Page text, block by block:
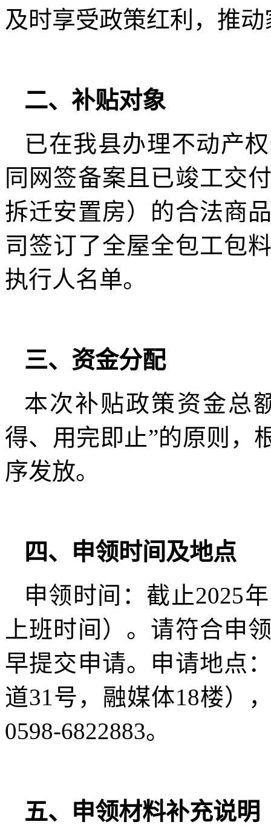
及时享受政策红利，推
二、补贴对象
已在我县办理不动产
同网签备案且已竣工交
拆迁安置房）的合法商
司签订了全屋全包工包
执行人名单。
三、资金分配
本次补贴政策资金总
得、用完即止”的原则，
序发放。
四、申领时间及地点
申领时间：截止2025
上班时间）。请符合申
早提交申请。申请地点
道31号，融媒体18楼）
0598-6822883。
五、申领材料补充说明